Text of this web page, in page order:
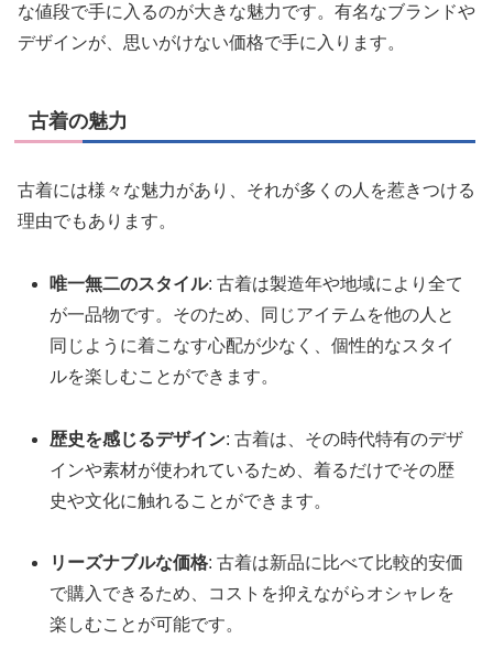
な値段で手に入るのが大きな魅力です。有名なブランドや
デザインが、思いがけない価格で手に入ります。
古着の魅力
古着には様々な魅力があり、それが多くの人を惹きつける
理由でもあります。
唯一無二のスタイル: 古着は製造年や地域により全て
が一品物です。そのため、同じアイテムを他の人と
同じように着こなす心配が少なく、個性的なスタイ
ルを楽しむことができます。
歴史を感じるデザイン: 古着は、その時代特有のデザ
インや素材が使われているため、着るだけでその歴
史や文化に触れることができます。
リーズナブルな価格: 古着は新品に比べて比較的安価
で購入できるため、コストを抑えながらオシャレを
楽しむことが可能です。